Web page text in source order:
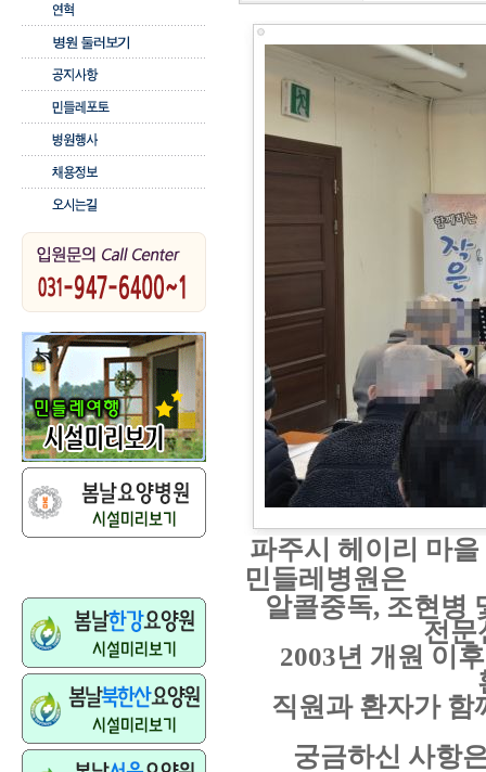
파주시 헤이리 마
민들레병원은
알콜중독, 조현병
전문
2003년 개원 이
직원과 환자가 함
궁금하신 사항